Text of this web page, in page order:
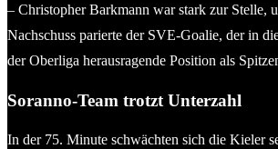
– Christopher Barkmann war stark zur Stelle,
Nachschuss parierte der SVE-Goalie, der in
der Oberliga herausragende Position als
Soranno-Team trotzt Unterzahl
In der 75. Minute schwächten sich die Kieler